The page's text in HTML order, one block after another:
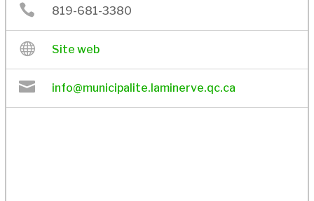
 819-681-3380
 Site web
 info@municipalite.laminerve.qc.ca